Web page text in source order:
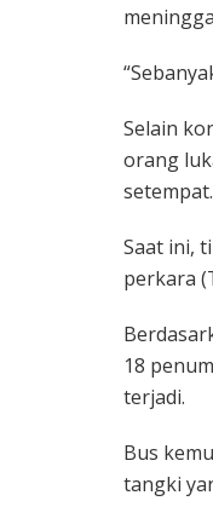
Selain
orang
setempat.
Saat ini,
perkara
18
terjadi.
Bus
tangki